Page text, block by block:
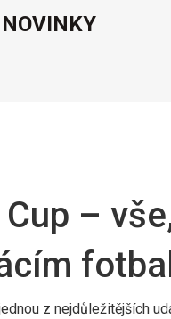
Cup –
z nejdůležitějších